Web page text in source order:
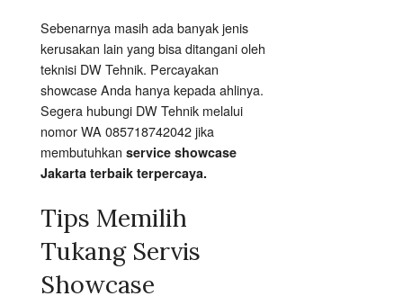
Sebenarnya masih ada banyak jenis
kerusakan lain yang bisa ditangani oleh
teknisi DW Tehnik. Percayakan
showcase Anda hanya kepada ahlinya.
Segera hubungi DW Tehnik melalui
nomor WA 085718742042 jika
membutuhkan service showcase
Jakarta terbaik terpercaya.
Tips Memilih
Tukang Servis
Showcase